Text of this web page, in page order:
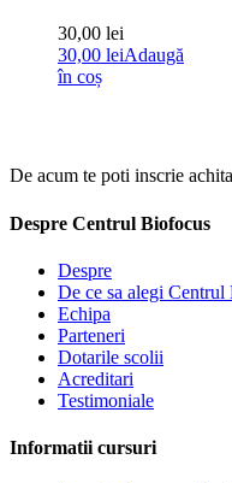
30,00 lei
30,00 leiAdaugă
în coș
De acum te poti inscrie
Despre Centrul Biofocus
Despre
De ce sa alegi Centrul
Echipa
Parteneri
Dotarile scolii
Acreditari
Testimoniale
Informatii cursuri